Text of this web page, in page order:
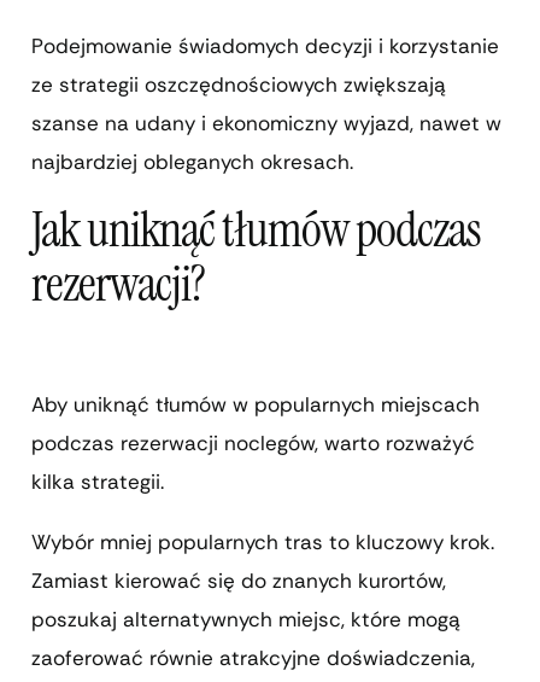
Podejmowanie świadomych decyzji i korzystanie
ze strategii oszczędnościowych zwiększają
szanse na udany i ekonomiczny wyjazd, nawet w
najbardziej obleganych okresach.
Jak uniknąć tłumów podczas
rezerwacji?
Aby uniknąć tłumów w popularnych miejscach
podczas rezerwacji noclegów, warto rozważyć
kilka strategii.
Wybór mniej popularnych tras to kluczowy krok.
Zamiast kierować się do znanych kurortów,
poszukaj alternatywnych miejsc, które mogą
zaoferować równie atrakcyjne doświadczenia,